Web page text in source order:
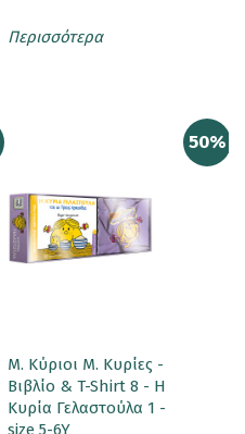
Περισσότερα
50%
Μ. Κύριοι Μ. Κυρίες -
Βιβλίο & T-Shirt 8 - Η
Κυρία Γελαστούλα 1 -
size 5-6Y